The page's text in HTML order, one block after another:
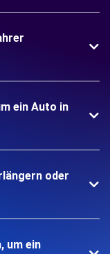
ein Auto in
oder
um ein